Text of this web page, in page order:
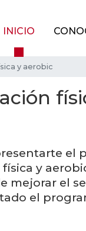
INICIO
y aerobic
el
y
mejorar el
el